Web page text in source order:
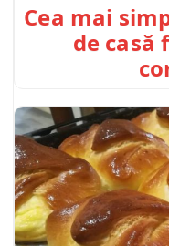
Cea mai
de casă